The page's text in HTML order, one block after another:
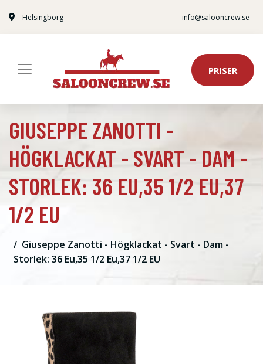
Helsingborg info@salooncrew.se
PRISER
GIUSEPPE ZANOTTI -
HÖGKLACKAT - SVART - DAM -
STORLEK: 36 EU,35 1/2 EU,37
1/2 EU
Giuseppe Zanotti - Högklackat - Svart - Dam -
Storlek: 36 Eu,35 1/2 Eu,37 1/2 EU